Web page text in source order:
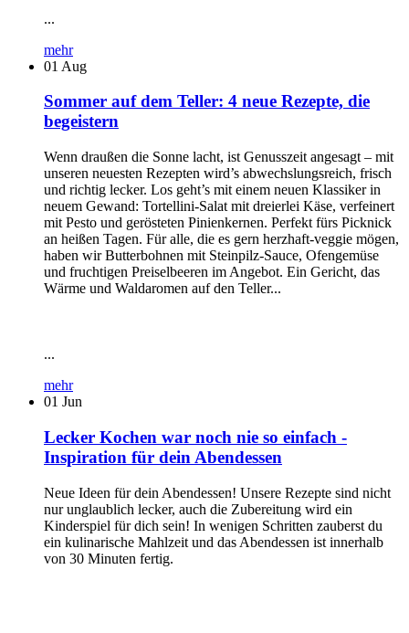
...
mehr
01 Aug
Sommer auf dem Teller: 4 neue Rezepte, die
begeistern
Wenn draußen die Sonne lacht, ist Genusszeit angesagt – mit
unseren neuesten Rezepten wird’s abwechslungsreich, frisch
und richtig lecker. Los geht’s mit einem neuen Klassiker in
neuem Gewand: Tortellini-Salat mit dreierlei Käse, verfeinert
mit Pesto und gerösteten Pinienkernen. Perfekt fürs Picknick
an heißen Tagen. Für alle, die es gern herzhaft-veggie mögen,
haben wir Butterbohnen mit Steinpilz-Sauce, Ofengemüse
und fruchtigen Preiselbeeren im Angebot. Ein Gericht, das
Wärme und Waldaromen auf den Teller...
...
mehr
01 Jun
Lecker Kochen war noch nie so einfach -
Inspiration für dein Abendessen
Neue Ideen für dein Abendessen! Unsere Rezepte sind nicht
nur unglaublich lecker, auch die Zubereitung wird ein
Kinderspiel für dich sein! In wenigen Schritten zauberst du
ein kulinarische Mahlzeit und das Abendessen ist innerhalb
von 30 Minuten fertig.